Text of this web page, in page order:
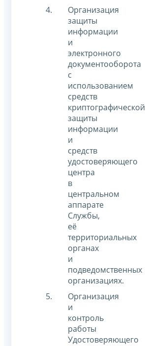
Организация
защиты
информации
и
электронного
документооборота
с
использованием
средств
криптографической
защиты
информации
и
средств
удостоверяющего
центра
в
центральном
аппарате
Службы,
её
территориальных
органах
и
подведомственных
организациях.
Организация
и
контроль
работы
Удостоверяющего